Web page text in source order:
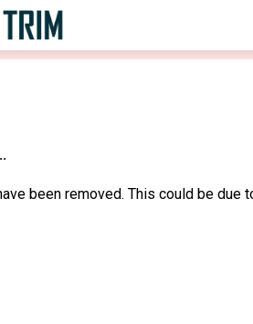
been removed. This could be due